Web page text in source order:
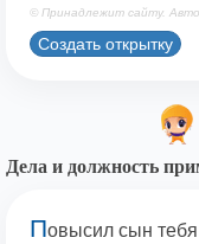
© Принадлежит сайту.
Создать открытку
Дела и должность
Повысил сын тебя